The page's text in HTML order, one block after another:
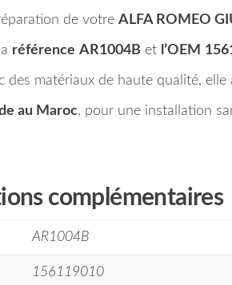
de votre ALFA ROMEO
référence AR1004B et l’OEM
des matériaux de haute qualité,
au Maroc, pour une installation
complémentaires
AR1004B
156119010